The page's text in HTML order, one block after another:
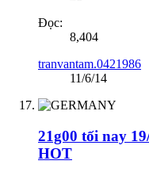
Đọc:
8,404
tranvantam.0421986
11/6/14
21g00 tối nay
HOT